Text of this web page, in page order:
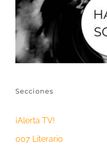
Secciones
¡Alerta TV!
007 Literario